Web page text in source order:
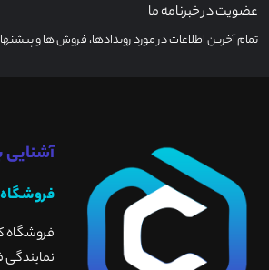
عضویت در خبرنامه ما
تمام آخرین اطلاعات در مورد رویدادها، فروش ها و
آشنایی
نمایندگی